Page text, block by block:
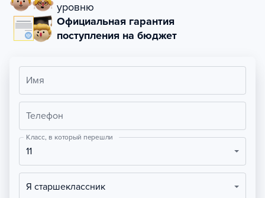
уровню
Официальная гарантия
поступления на бюджет
Имя
Телефон
Класс, в который перешли
11
Я старшеклассник